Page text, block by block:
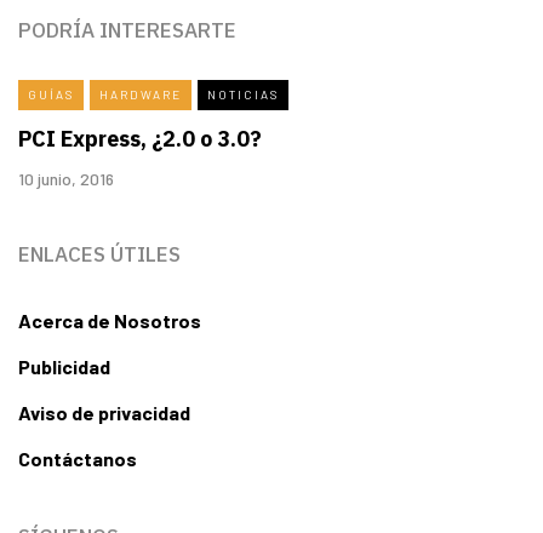
PODRÍA INTERESARTE
GUÍAS HARDWARE NOTICIAS
PCI Express, ¿2.0 o 3.0?
10 junio, 2016
ENLACES ÚTILES
Acerca de Nosotros
Publicidad
Aviso de privacidad
Contáctanos